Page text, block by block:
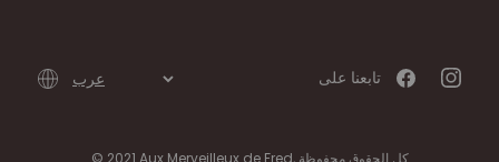
تابعنا على
© 2021 Aux Merveilleux de Fred, كل الحقوق محفوظة